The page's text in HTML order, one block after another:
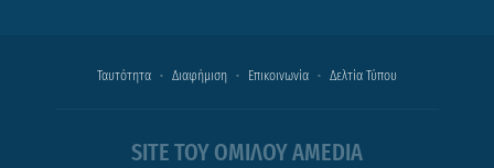
Ταυτότητα Διαφήμιση Επικοινωνία Δελτία Τύπου
SITE ΤΟΥ ΟΜΙΛΟΥ AMEDIA